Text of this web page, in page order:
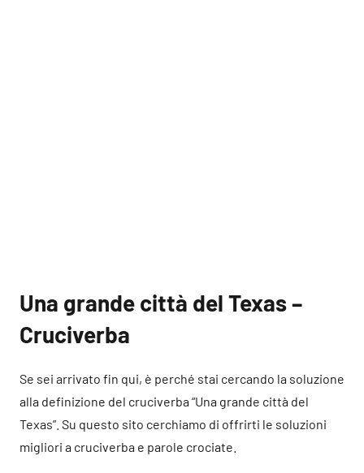
Una grande città del Texas –
Cruciverba
Se sei arrivato fin qui, è perché stai cercando la soluzione
alla definizione del cruciverba “Una grande città del
Texas”. Su questo sito cerchiamo di offrirti le soluzioni
migliori a cruciverba e parole crociate.